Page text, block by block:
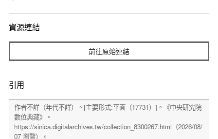
資源連結
前往原始連結
引用